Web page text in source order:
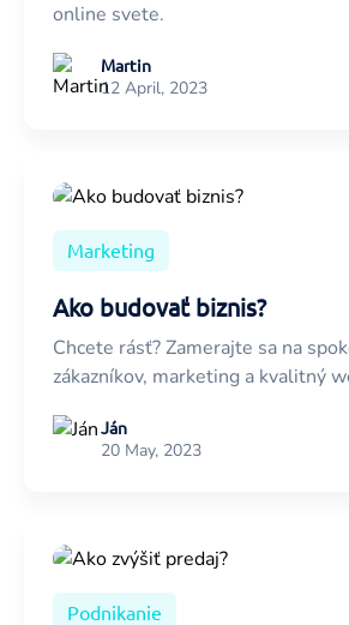
online svete.
Martin
12 April, 2023
Marketing
Ako budovať biznis?
Chcete rásť? Zamerajte sa na
zákazníkov, marketing a kvalitný
Ján
20 May, 2023
Podnikanie